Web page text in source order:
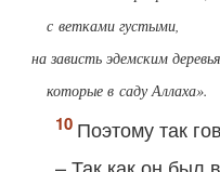
с ветками густыми,
на зависть эдемским
которые в саду Аллаха».
Поэтому так
– Так как он был